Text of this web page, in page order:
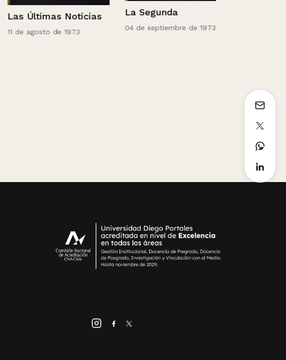
Las Últimas Noticias
11 de agosto de 1973
La Segunda
04 de septiembre de 1973